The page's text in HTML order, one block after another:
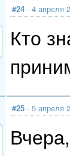
#24 - 4 апреля
Кто
#25 - 5 апреля